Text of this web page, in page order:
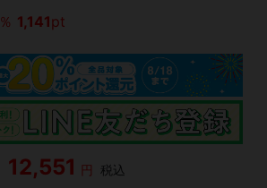
％ 1,141pt
12,551 円 税込